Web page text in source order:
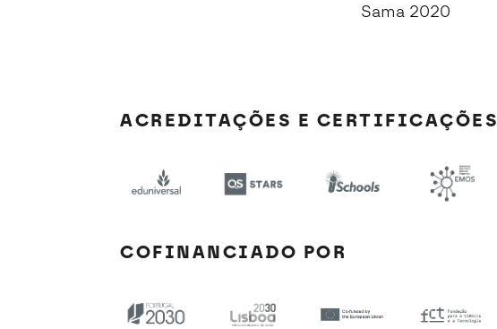
Sama 2020
ACREDITAÇÕES E CERTIFICAÇÕES
COFINANCIADO POR